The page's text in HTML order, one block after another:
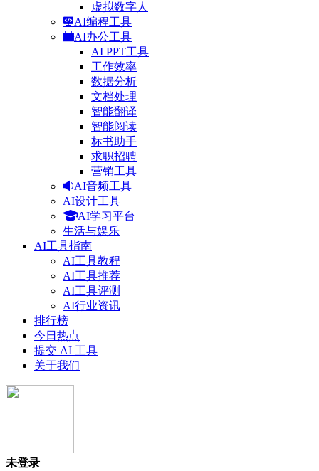
虚拟数字人
AI编程工具
AI办公工具
AI PPT工具
工作效率
数据分析
文档处理
智能翻译
智能阅读
标书助手
求职招聘
营销工具
AI音频工具
AI设计工具
AI学习平台
生活与娱乐
AI工具指南
AI工具教程
AI工具推荐
AI工具评测
AI行业资讯
排行榜
今日热点
提交 AI 工具
关于我们
未登录